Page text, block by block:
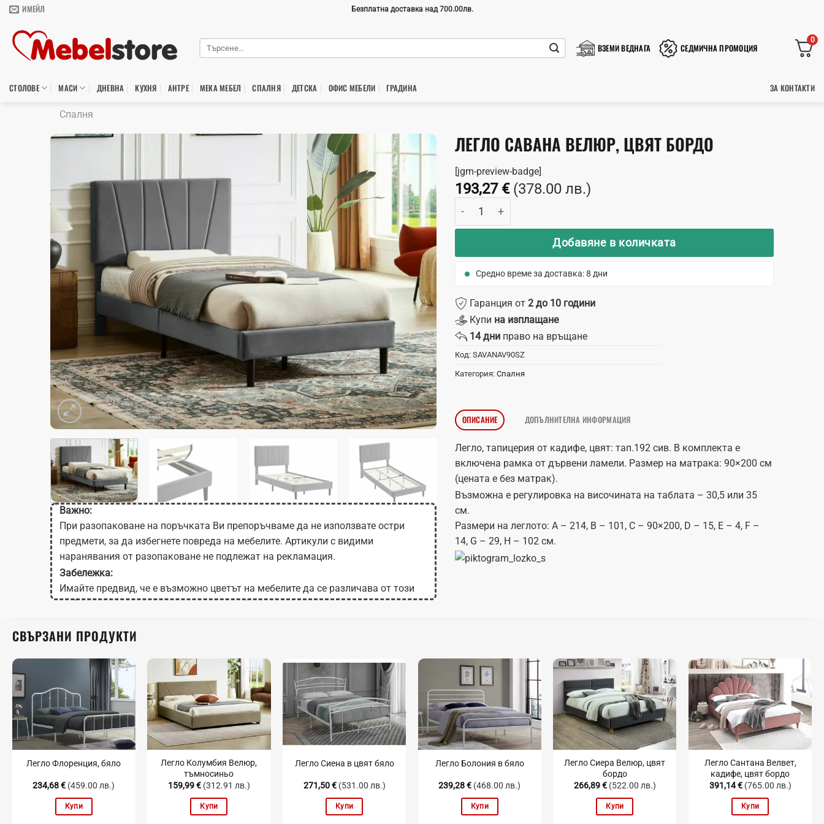
Skip
content
ИМЕЙЛ Безплатна доставка над 700.00лв.
ВЗЕМИ ВЕДНАГА СЕДМИЧНА ПРОМОЦИЯ
0
СТОЛОВЕ МАСИ ДНЕВНА КУХНЯ АНТРЕ МЕКА МЕБЕЛ СПАЛНЯ ДЕТСКА ОФИС МЕБЕЛИ ГРАДИНA ЗА КОНТАКТИ
Спалня
Важно:
При разопаковане на поръчката Ви препоръчваме да не използвате остри
предмети, за да избегнете повреда на мебелите. Артикули с видими
наранявания от разопаковане не подлежат на рекламация.
Забележка:
Имайте предвид, че е възможно цветът на мебелите да се различава от този
на Вашия екран в зависимост от настройките на монитора.
ЛЕГЛО САВАНА ВЕЛЮР, ЦВЯТ БОРДО
[jgm-preview-badge]
193,27 € (378.00 лв.)
Добавяне в количката
Средно време за доставка: 8 дни
Гаранция от 2 до 10 години
Купи на изплащане
14 дни право на връщане
Код: SAVANAV90SZ
Категория: Спалня
ОПИСАНИЕ ДОПЪЛНИТЕЛНА ИНФОРМАЦИЯ
Легло, тапицерия от кадифе, цвят: тап.192 сив. В комплекта е
включена рамка от дървени ламели. Размер на матрака: 90×200 см
(цената е без матрак).
Възможна е регулировка на височината на таблата – 30,5 или 35
см.
Размери на леглото: A – 214, B – 101, C – 90×200, D – 15, E – 4, F –
14, G – 29, H – 102 см.
СВЪРЗАНИ ПРОДУКТИ
Легло Флоренция, бяло
234,68€ (459.00 лв.)
Купи
Легло Колумбия Велюр,
тъмносиньо
159,99€ (312.91 лв.)
Купи
Легло Сиена в цвят бяло
271,50€ (531.00 лв.)
Купи
Легло Болония в бяло
239,28€ (468.00 лв.)
Купи
Легло Сиера Велюр, цвят
бордо
266,89€ (522.00 лв.)
Купи
Легло Сантана Велвет,
кадифе, цвят бордо
391,14€ (765.00 лв.)
Купи